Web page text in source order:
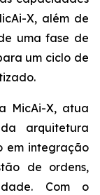
X, além de
uma fase de
um ciclo de
MicAi-X, atua
arquitetura
em integração
de ordens,
Com o